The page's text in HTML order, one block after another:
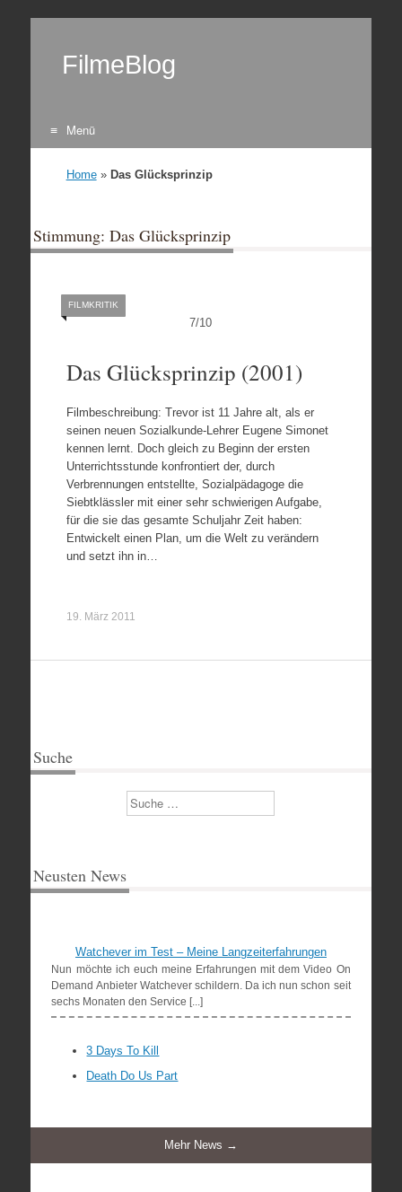
FilmeBlog
Menü
Home» Das Glücksprinzip
Stimmung: Das Glücksprinzip
7/10
FILMKRITIK
Das Glücksprinzip (2001)
Filmbeschreibung: Trevor ist 11 Jahre alt, als er
seinen neuen Sozialkunde-Lehrer Eugene Simonet
kennen lernt. Doch gleich zu Beginn der ersten
Unterrichtsstunde konfrontiert der, durch
Verbrennungen entstellte, Sozialpädagoge die
Siebtklässler mit einer sehr schwierigen Aufgabe,
für die sie das gesamte Schuljahr Zeit haben:
Entwickelt einen Plan, um die Welt zu verändern
und setzt ihn in…
19. März 2011
Suche
Suchen
Neusten News
Watchever im Test – Meine Langzeiterfahrungen
Nun möchte ich euch meine Erfahrungen mit dem Video On
Demand Anbieter Watchever schildern. Da ich nun schon seit
sechs Monaten den Service [...]
3 Days To Kill
Death Do Us Part
Mehr News →